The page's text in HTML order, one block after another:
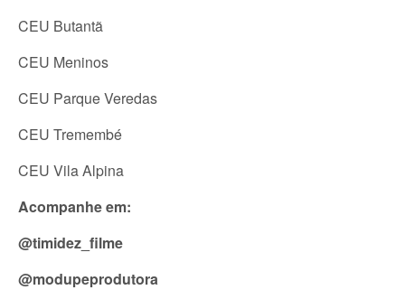
CEU Butantã
CEU Meninos
CEU Parque Veredas
CEU Tremembé
CEU Vila Alpina
Acompanhe em:
@timidez_filme
@modupeprodutora